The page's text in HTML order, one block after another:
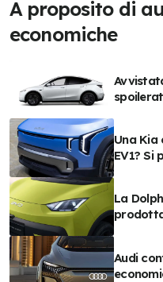
A proposito di
economiche
Una Kia
EV1? Si
La
Audi